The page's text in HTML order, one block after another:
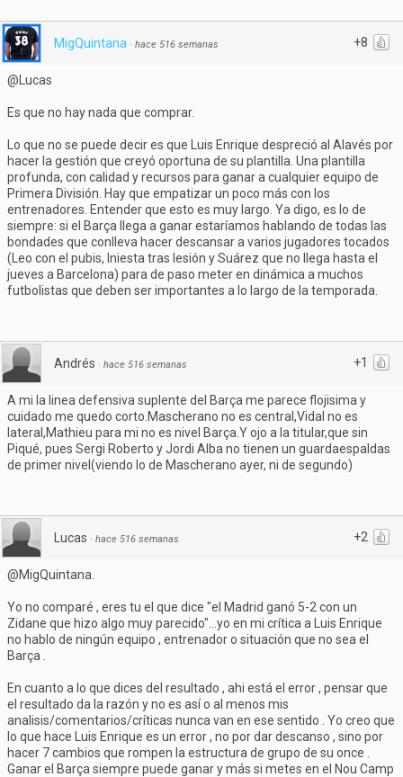
+8
MigQuintana · hace 516 semanas
@Lucas
Es que no hay nada que comprar.
Lo que no se puede decir es que Luis Enrique despreció al Alavés por
hacer la gestión que creyó oportuna de su plantilla. Una plantilla
profunda, con calidad y recursos para ganar a cualquier equipo de
Primera División. Hay que empatizar un poco más con los
entrenadores. Entender que esto es muy largo. Ya digo, es lo de
siempre: si el Barça llega a ganar estaríamos hablando de todas las
bondades que conlleva hacer descansar a varios jugadores tocados
(Leo con el pubis, Iniesta tras lesión y Suárez que no llega hasta el
jueves a Barcelona) para de paso meter en dinámica a muchos
futbolistas que deben ser importantes a lo largo de la temporada.
+1
Andrés · hace 516 semanas
A mi la linea defensiva suplente del Barça me parece flojisima y
cuidado me quedo corto.Mascherano no es central,Vidal no es
lateral,Mathieu para mi no es nivel Barça.Y ojo a la titular,que sin
Piqué, pues Sergi Roberto y Jordi Alba no tienen un guardaespaldas
de primer nivel(viendo lo de Mascherano ayer, ni de segundo)
+2
Lucas · hace 516 semanas
@MigQuintana.
Yo no comparé , eres tu el que dice "el Madrid ganó 5-2 con un
Zidane que hizo algo muy parecido"...yo en mi crítica a Luis Enrique
no hablo de ningún equipo , entrenador o situación que no sea el
Barça .
En cuanto a lo que dices del resultado , ahi está el error , pensar que
el resultado da la razón y no es así o al menos mis
analisis/comentarios/críticas nunca van en ese sentido . Yo creo que
lo que hace Luis Enrique es un error , no por dar descanso , sino por
hacer 7 cambios que rompen la estructura de grupo de su once .
Ganar el Barça siempre puede ganar y más si metes en el Nou Camp